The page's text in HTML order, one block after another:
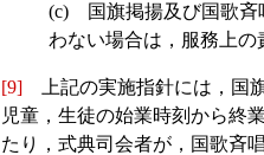
(c) 国旗掲揚及び国歌斉
わない場合は，服務上の
[9] 上記の実施指針には，国
児童，生徒の始業時刻から終
たり，式典司会者が，国歌斉